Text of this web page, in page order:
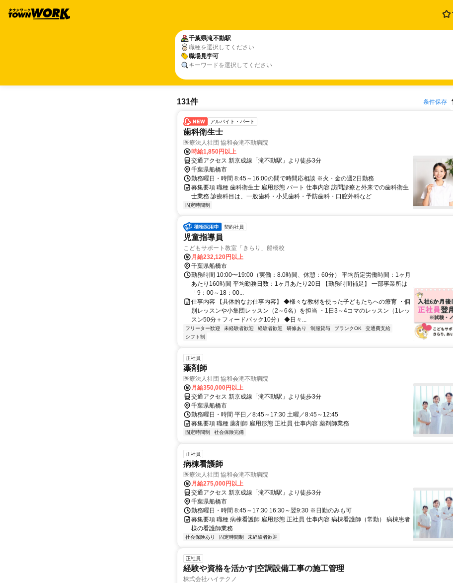
千葉県滝不動駅
職種を選択してください
職場見学可
キーワードを選択してください
131件 条件保存
アルバイト・パート
歯科衛生士
医療法人社団 協和会滝不動病院
時給1,850円以上
交通アクセス 新京成線「滝不動駅」より徒歩3分
千葉県船橋市
勤務曜日・時間 8:45～16:00の間で時間応相談 ※火・金の週2日勤務
募集要項 職種 歯科衛生士 雇用形態 パート 仕事内容 訪問診療と外来での歯科衛生
士業務 診療科目は、一般歯科・小児歯科・予防歯科・口腔外科など
固定時間制
契約社員
児童指導員
こどもサポート教室「きらり」船橋校
月給232,120円以上
千葉県船橋市
勤務時間 10:00〜19:00（実働：8.0時間、休憩：60分） 平均所定労働時間：1ヶ月
あたり160時間 平均勤務日数：1ヶ月あたり20日 【勤務時間補足】 一部事業所は
「9：00～18：00...
仕事内容 【具体的なお仕事内容】 ◆様々な教材を使った子どもたちへの療育 ・個
別レッスンや小集団レッスン（2～6名）を担当 ・1日3～4コマのレッスン（1レッ
スン50分＋フィードバック10分） ◆日々...
フリーター歓迎 未経験者歓迎 経験者歓迎 研修あり 制服貸与 ブランクOK
交通費支給
シフト制
正社員
薬剤師
医療法人社団 協和会滝不動病院
月給350,000円以上
交通アクセス 新京成線「滝不動駅」より徒歩3分
千葉県船橋市
勤務曜日・時間 平日／8:45～17:30 土曜／8:45～12:45
募集要項 職種 薬剤師 雇用形態 正社員 仕事内容 薬剤師業務
固定時間制 社会保険完備
正社員
病棟看護師
医療法人社団 協和会滝不動病院
月給275,000円以上
交通アクセス 新京成線「滝不動駅」より徒歩3分
千葉県船橋市
勤務曜日・時間 8:45～17:30 16:30～翌9:30 ※日勤のみも可
募集要項 職種 病棟看護師 雇用形態 正社員 仕事内容 病棟看護師（常勤） 病棟患者
様の看護師業務
社会保険あり 固定時間制 未経験者歓迎
正社員
経験や資格を活かす|空調設備工事の施工管理
株式会社ハイテクノ